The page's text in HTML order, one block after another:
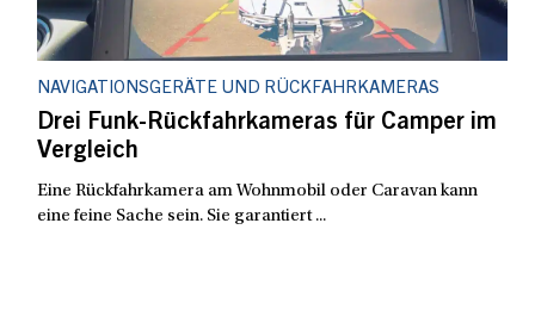
NAVIGATIONSGERÄTE UND RÜCKFAHRKAMERAS
Drei Funk-Rückfahrkameras für Camper im
Vergleich
Eine Rückfahrkamera am Wohnmobil oder Caravan kann
eine feine Sache sein. Sie garantiert ...